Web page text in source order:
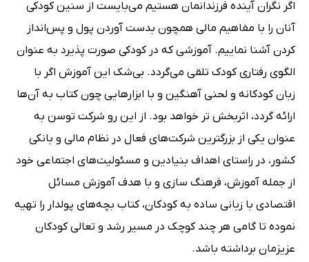
اگر نگران آینده فرزندانمان هستیم می‌بایست از سنین کودکی
آنان را با مفاهیم مالی همچون بدست آوردن پول و پس‌انداز
کردن آشنا نماییم. آموزشی که در کودکی صورت پذیرد به عنوان
الگوی رفتاری کودک تلقی می‌گردد. بی‌شک این آموزش اگر با
زبان کودکانه و لحنی آهنگین و با ابزارهایی چون کتاب به آن‌ها
ارائه گردد، اثربخش تر خواهد بود. از این رو شرکت توسن به
عنوان یکی از بزرگترین شرکت‌های فعال در نظام مالی و بانکی
کشور، در راستای اهداف بنیادین و مسئولیت‌های اجتماعی خود
از جمله آموزش، فرهنگ سازی و با هدف آموزش مسائل
اقتصادی با زبانی ساده به کودکان، کتاب بچه‌های پولدار را تهیه
نموده تا گامی هر چند کوچک در مسیر رشد و تعالی کودکان
عزیزمان برداشته باشد.